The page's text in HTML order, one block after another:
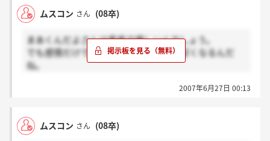
論ならば、3年後、5年後、10年後、いつか正しい結論
だったと思えると思います。
ハナコさん。ご覧になっているかわかりませんし、私
の書き込みがお役に立つのかもわかりませんが、応援
しています。
ンさんに入社をしたのですが、今も働いていると先日
聞き、素直に感動しました。部外者の私が勝手なこと
を言っているようで恐縮ですが、やはりどんな会社に
もいい点・悪い点はある。でもそこで自分のやりたい
ことやお客様に貢献をしていくことができたら、やっ
ぱり誇りを持って働けるのではないかなと思います。
（私も現にそうですし。）関係のない私が書いたこと
で不快に思う方もいるかもしれませんが、頑張ろう！
お役に立ちたいなと思い、書き込ませて頂きました。
応援しています。
ムスコン さん (08卒)
まあくんだよさんは素直で優しいんでしょう。
でも感情だけで書き込むから偽善者っぽくなるんだ
ね。
2007年6月27日 00:13
ムスコン さん (08卒)